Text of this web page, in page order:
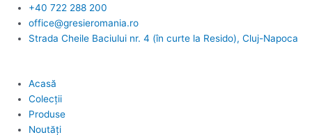
content
+40 722 288 200
office@gresieromania.ro
Strada Cheile Baciului nr. 4 (în curte la Resido), Cluj-Napoca
Acasă
Colecții
Produse
Noutăți